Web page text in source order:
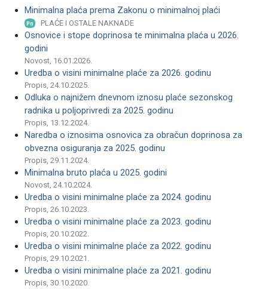
Minimalna plaća prema Zakonu o minimalnoj plaći
PLAĆE I OSTALE NAKNADE
Osnovice i stope doprinosa te minimalna plaća u 2026.
godini
Novost, 16.01.2026.
Uredba o visini minimalne plaće za 2026. godinu
Propis, 24.10.2025.
Odluka o najnižem dnevnom iznosu plaće sezonskog
radnika u poljoprivredi za 2025. godinu
Propis, 13.12.2024.
Naredba o iznosima osnovica za obračun doprinosa za
obvezna osiguranja za 2025. godinu
Propis, 29.11.2024.
Minimalna bruto plaća u 2025. godini
Novost, 24.10.2024.
Uredba o visini minimalne plaće za 2024. godinu
Propis, 26.10.2023.
Uredba o visini minimalne plaće za 2023. godinu
Propis, 20.10.2022.
Uredba o visini minimalne plaće za 2022. godinu
Propis, 29.10.2021.
Uredba o visini minimalne plaće za 2021. godinu
Propis, 30.10.2020.